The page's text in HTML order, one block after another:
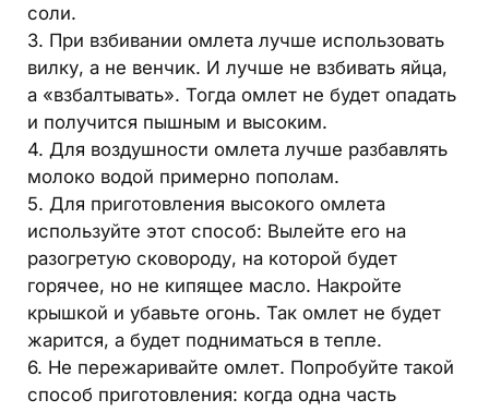
соли.
3. При взбивании омлета лучше использовать
вилку, а не венчик. И лучше не взбивать яйца,
а «взбалтывать». Тогда омлет не будет опадать
и получится пышным и высоким.
4. Для воздушности омлета лучше разбавлять
молоко водой примерно пополам.
5. Для приготовления высокого омлета
используйте этот способ: Вылейте его на
разогретую сковороду, на которой будет
горячее, но не кипящее масло. Накройте
крышкой и убавьте огонь. Так омлет не будет
жарится, а будет подниматься в тепле.
6. Не пережаривайте омлет. Попробуйте такой
способ приготовления: когда одна часть